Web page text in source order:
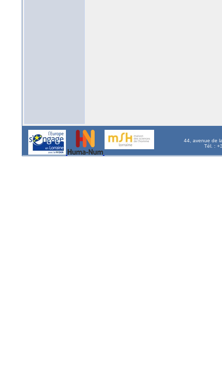
44, avenue de
Tél. :